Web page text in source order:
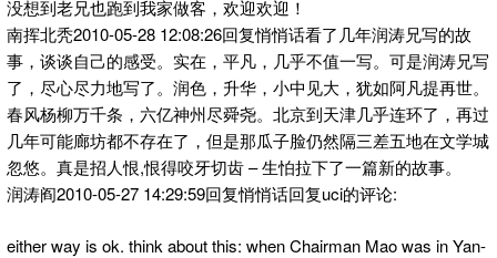
没想到老兄也跑到我家做客，欢迎欢迎！
南挥北秃2010-05-28 12:08:26回复悄悄话看了几年润涛兄写的故
事，谈谈自己的感受。实在，平凡，几乎不值一写。可是润涛兄写
了，尽心尽力地写了。润色，升华，小中见大，犹如阿凡提再世。
春风杨柳万千条，六亿神州尽舜尧。北京到天津几乎连环了，再过
几年可能廊坊都不存在了，但是那瓜子脸仍然隔三差五地在文学城
忽悠。真是招人恨,恨得咬牙切齿 – 生怕拉下了一篇新的故事。
润涛阎2010-05-27 14:29:59回复悄悄话回复uci的评论:
either way is ok. think about this: when Chairman Mao was in Yan-